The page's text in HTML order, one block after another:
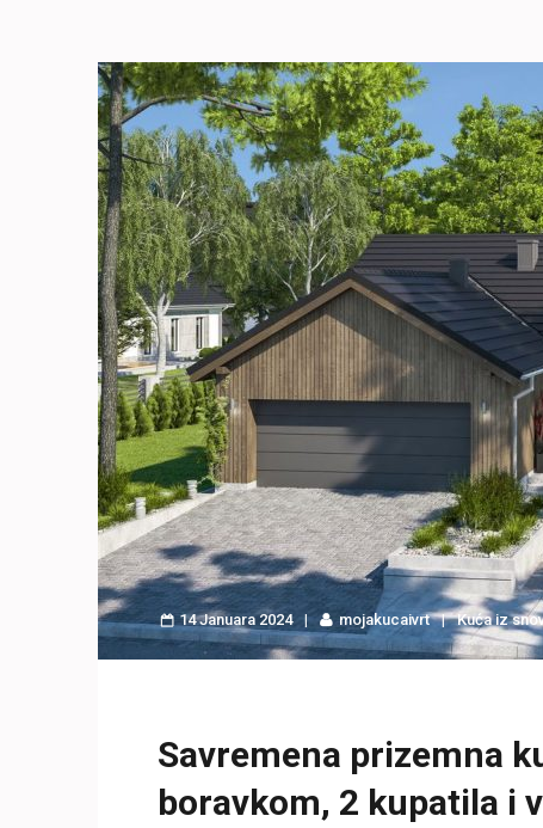
14 Januara 2024 mojakucaivrt Kuća iz
Savremena prizemna
boravkom, 2 kupatila i